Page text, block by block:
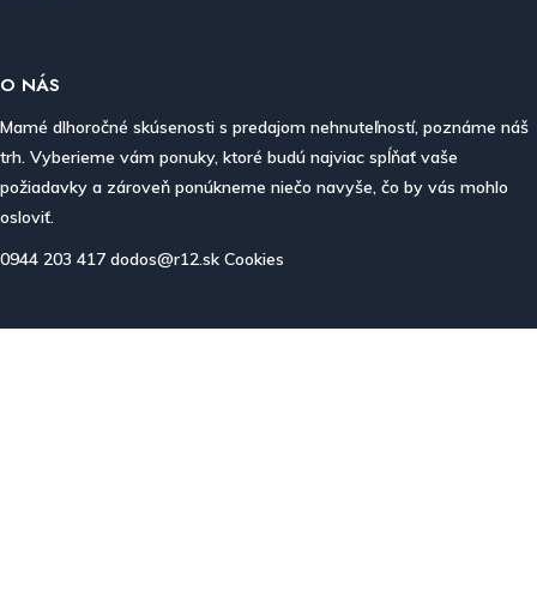
O NÁS
Mamé dlhoročné skúsenosti s predajom nehnuteľností, poznáme náš
trh. Vyberieme vám ponuky, ktoré budú najviac spĺňať vaše
požiadavky a zároveň ponúkneme niečo navyše, čo by vás mohlo
osloviť.
0944 203 417 dodos@r12.sk Cookies